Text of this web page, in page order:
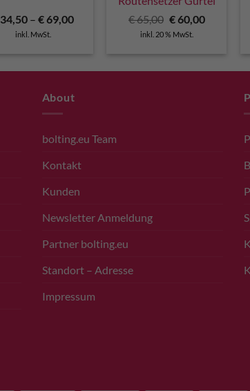
34,50 –€69,00
inkl. MwSt.
€65,00 Ursprünglicher
Preis
war:
€60,00Aktueller
inkl. 20 % MwSt.
About
bolting.eu Team
Kontakt
Kunden
Newsletter Anmeldung
Partner bolting.eu
Standort – Adresse
Impressum